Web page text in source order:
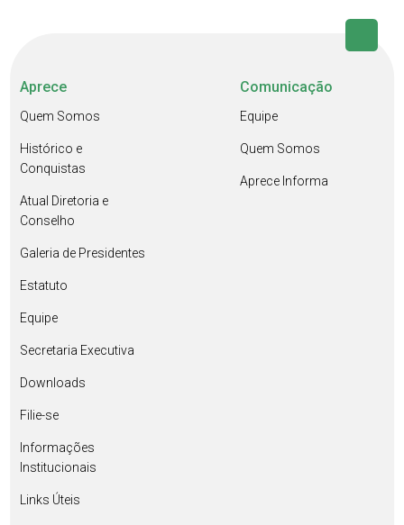
Aprece
Quem Somos
Histórico e
Conquistas
Atual Diretoria e
Conselho
Galeria de Presidentes
Estatuto
Equipe
Secretaria Executiva
Downloads
Filie-se
Informações
Institucionais
Links Úteis
Comunicação
Equipe
Quem Somos
Aprece Informa